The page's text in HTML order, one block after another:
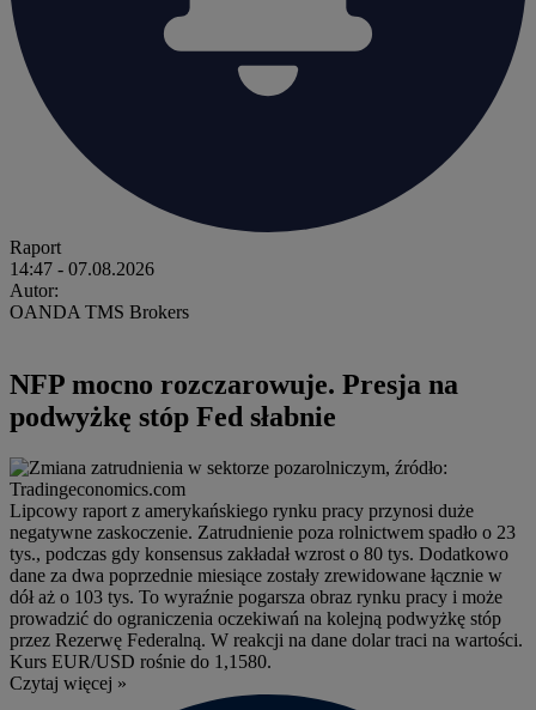
Raport
14:47 - 07.08.2026
Autor:
OANDA TMS Brokers
NFP mocno rozczarowuje. Presja na
podwyżkę stóp Fed słabnie
Lipcowy raport z amerykańskiego rynku pracy przynosi duże
negatywne zaskoczenie. Zatrudnienie poza rolnictwem spadło o 23
tys., podczas gdy konsensus zakładał wzrost o 80 tys. Dodatkowo
dane za dwa poprzednie miesiące zostały zrewidowane łącznie w
dół aż o 103 tys. To wyraźnie pogarsza obraz rynku pracy i może
prowadzić do ograniczenia oczekiwań na kolejną podwyżkę stóp
przez Rezerwę Federalną. W reakcji na dane dolar traci na wartości.
Kurs EUR/USD rośnie do 1,1580.
Czytaj więcej »